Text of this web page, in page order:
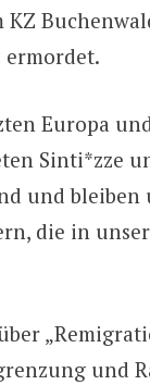
KZ
ermordet.
Europa
Sinti*zze
und bleiben
die in
und